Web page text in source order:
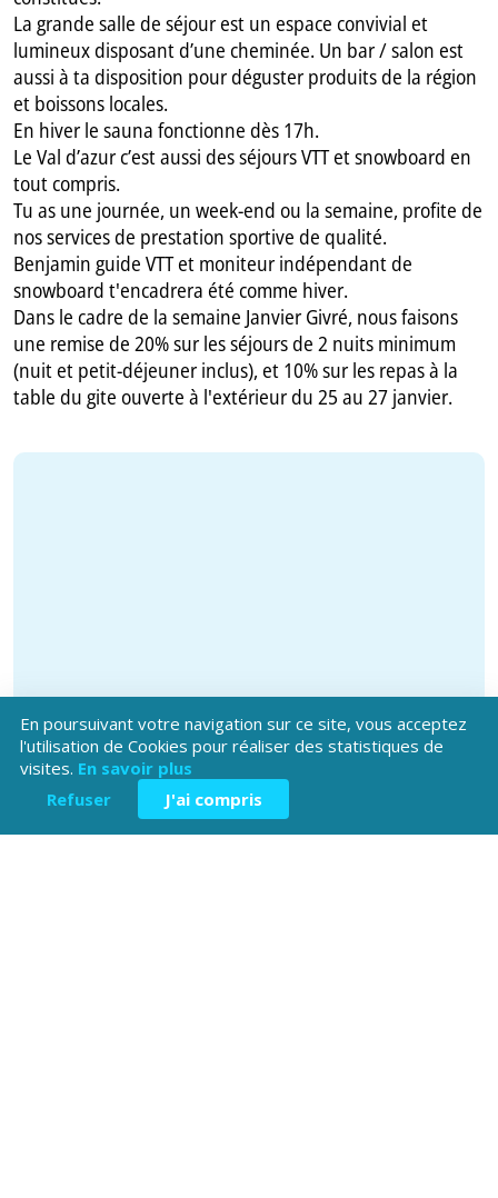
La grande salle de séjour est un espace convivial et
lumineux disposant d’une cheminée. Un bar / salon est
aussi à ta disposition pour déguster produits de la région
et boissons locales.
En hiver le sauna fonctionne dès 17h.
Le Val d’azur c’est aussi des séjours VTT et snowboard en
tout compris.
Tu as une journée, un week-end ou la semaine, profite de
nos services de prestation sportive de qualité.
Benjamin guide VTT et moniteur indépendant de
snowboard t'encadrera été comme hiver.
Dans le cadre de la semaine Janvier Givré, nous faisons
une remise de 20% sur les séjours de 2 nuits minimum
(nuit et petit-déjeuner inclus), et 10% sur les repas à la
table du gite ouverte à l'extérieur du 25 au 27 janvier.
En poursuivant votre navigation sur ce site, vous acceptez
l'utilisation de Cookies pour réaliser des statistiques de
visites. En savoir plus
Refuser
J'ai compris